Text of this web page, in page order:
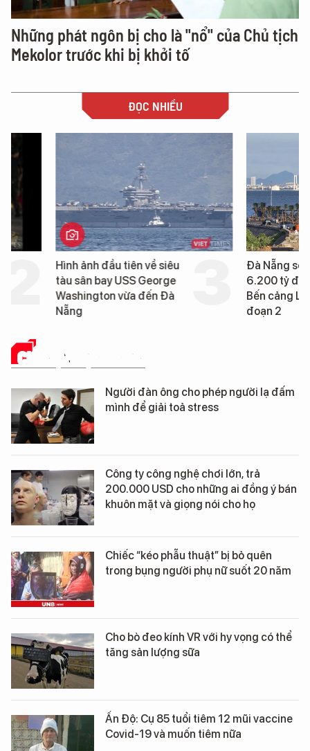
Những phát ngôn bị cho là "nổ" của Chủ tịch
Mekolor trước khi bị khởi tố
ĐỌC NHIỀU
Hình ảnh đầu tiên về siêu
tàu sân bay USS George
Washington vừa đến Đà
Đà Nẵng sẽ đầu tư
6.200 tỷ đồng xây
Bến cảng Liên Chiểu
CHUYỆN LẠ ĐÓ ĐÂY
Người đàn ông cho phép người lạ đấm
mình để giải toả stress
Công ty công nghệ chơi lớn, trả
200.000 USD cho những ai đồng ý bán
khuôn mặt và giọng nói cho họ
Chiếc “kéo phẫu thuật” bị bỏ quên
trong bụng người phụ nữ suốt 20 năm
Cho bò đeo kính VR với hy vọng có thể
tăng sản lượng sữa
Ấn Độ: Cụ 85 tuổi tiêm 12 mũi vaccine
Covid-19 và muốn tiêm nữa